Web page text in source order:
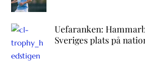
Uefaranken:
Sveriges plats på